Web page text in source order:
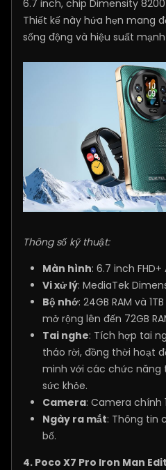
6.7 inch, chip Dimensity
Thiết kế này hứa hẹn mang
sống động và hiệu suất
Thông số kỹ thuật:
Màn hình: 6.7 inch FHD+
Vi xử lý: MediaTek
Bộ nhớ: 24GB RAM và
mở rộng lên đến 72GB
Tai nghe: Tích hợp tai
tháo rời, đồng thời hoạt
minh với các chức năng
sức khỏe.
Camera: Camera chính
Ngày ra mắt: Thông tin
bố.
​4. Poco X7 Pro Iron Man